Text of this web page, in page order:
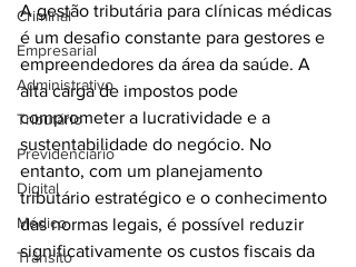
Criminal
Empresarial
Administrativo
Tributário
Previdenciário
Digital
Médico
Trânsito
A gestão tributária para clínicas médicas
é um desafio constante para gestores e
empreendedores da área da saúde. A
alta carga de impostos pode
comprometer a lucratividade e a
sustentabilidade do negócio. No
entanto, com um planejamento
tributário estratégico e o conhecimento
das normas legais, é possível reduzir
significativamente os custos fiscais da